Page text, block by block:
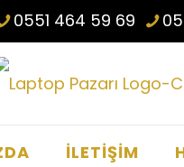
0551 464 59 69
İLETİŞİM